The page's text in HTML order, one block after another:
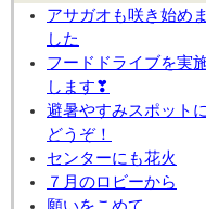
アサガオも咲き始めま
した
フードドライブを実
します❣
避暑やすみスポット
どうぞ！
センターにも花火
７月のロビーから